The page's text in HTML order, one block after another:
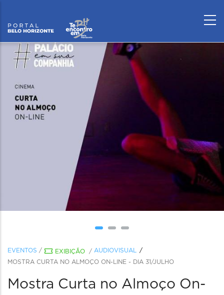
EVENTOS / EXIBIÇÃO / AUDIOVISUAL
MOSTRA CURTA NO ALMOÇO ON-LINE - DIA 31/JULHO
Mostra Curta no Almoço On-